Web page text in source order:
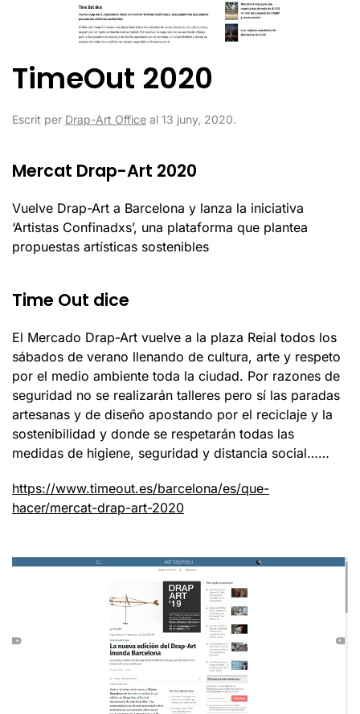
TimeOut 2020
Escrit per Drap-Art Office al 13 juny, 2020.
Mercat Drap-Art 2020
Vuelve Drap-Art a Barcelona y lanza la iniciativa
‘Artistas Confinadxs’, una plataforma que plantea
propuestas artísticas sostenibles
Time Out dice
El Mercado Drap-Art vuelve a la plaza Reial todos los
sábados de verano llenando de cultura, arte y respeto
por el medio ambiente toda la ciudad. Por razones de
seguridad no se realizarán talleres pero sí las paradas
artesanas y de diseño apostando por el reciclaje y la
sostenibilidad y donde se respetarán todas las
medidas de higiene, seguridad y distancia social……
https://www.timeout.es/barcelona/es/que-
hacer/mercat-drap-art-2020